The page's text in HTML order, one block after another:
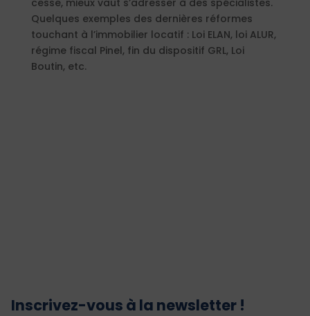
Quelques exemples des dernières réformes
touchant à l’immobilier locatif : Loi ELAN, loi ALUR,
régime fiscal Pinel, fin du dispositif GRL, Loi
Boutin, etc.
Inscrivez-vous à la newsletter !